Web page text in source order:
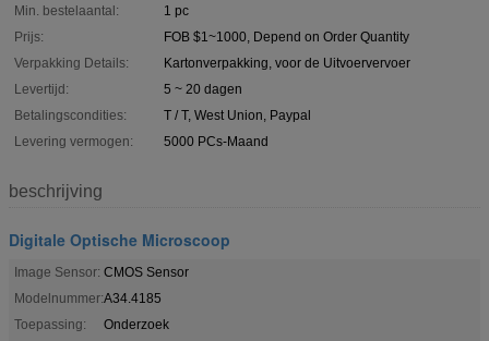
Min. bestelaantal:
1 pc
Prijs:
FOB $1~1000, Depend on Order Quantity
Verpakking Details:
Kartonverpakking, voor de Uitvoervervoer
Levertijd:
5 ~ 20 dagen
Betalingscondities:
T / T, West Union, Paypal
Levering vermogen:
5000 PCs-Maand
beschrijving
Digitale Optische Microscoop
Image Sensor: CMOS Sensor
Modelnummer:A34.4185
Toepassing:
Onderzoek